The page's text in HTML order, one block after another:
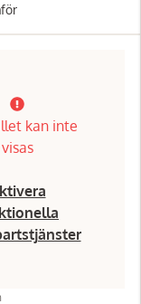
kan inte
visas